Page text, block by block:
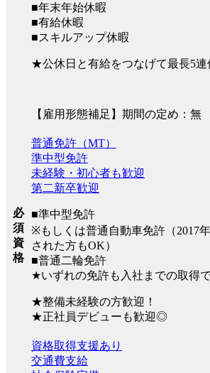
■年末年始休暇
■有給休暇
■スキルアップ休暇
★公休日と有給をつなげて最長5連
【雇用形態補足】期間の定め：無
必
須
資
格
普通免許（MT）
準中型免許
未経験・初心者も歓迎
第二新卒歓迎
■準中型免許
※もしくは普通自動車免許（2017
された方もOK）
■普通二輪免許
★いずれの免許も入社までの取得
★整備未経験の方歓迎！
★正社員デビューも歓迎◎
資格取得支援あり
交通費支給